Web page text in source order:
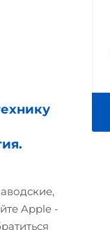
Apple -